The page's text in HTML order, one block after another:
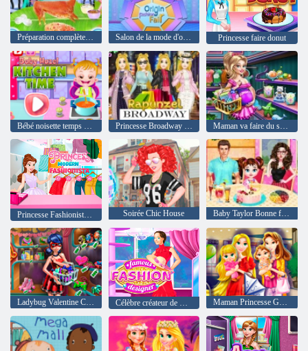
Préparation complète de biryani de chèvre Salon de la mode d'origine Princesse faire donut
Soirée Chic House Baby Taylor Bonne fête des mères
Ladybug Valentine Cadeaux Célèbre créateur de mode Maman Princesse Go Panier